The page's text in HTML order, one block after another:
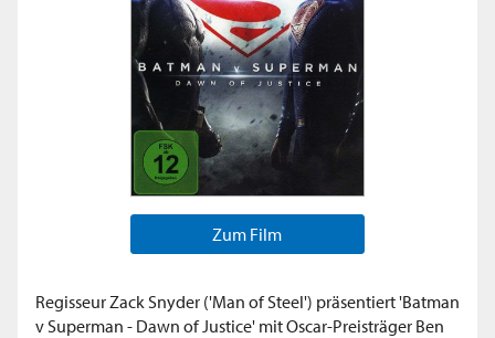
Zum Film
Regisseur Zack Snyder ('Man of Steel') präsentiert 'Batman
v Superman - Dawn of Justice' mit Oscar-Preisträger Ben